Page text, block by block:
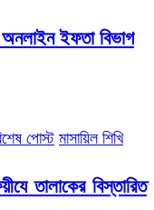
ইফতা বিভাগ
পোস্ট মাসায়িল শিখি
তালাকের বিস্তারিত